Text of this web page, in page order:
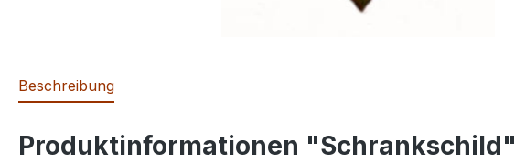
Beschreibung
Produktinformationen "Schrankschild"